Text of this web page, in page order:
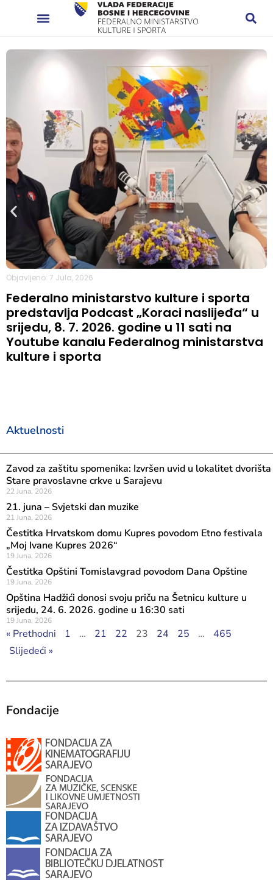
Objavljeno: 7 Jula, 2026
Federalno ministarstvo kulture i sporta
predstavlja Podcast „Koraci naslijeđa“ u
srijedu, 8. 7. 2026. godine u 11 sati na
Youtube kanalu Federalnog ministarstva
kulture i sporta
Aktuelnosti
Zavod za zaštitu spomenika: Izvršen uvid u lokalitet dvorišta
Stare pravoslavne crkve u Sarajevu
22 Juna, 2026
21. juna – Svjetski dan muzike
21 Juna, 2026
Čestitka Hrvatskom domu Kupres povodom Etno festivala
„Moj Ivane Kupres 2026“
19 Juna, 2026
Čestitka Opštini Tomislavgrad povodom Dana Opštine
19 Juna, 2026
Opština Hadžići donosi svoju priču na Šetnicu kulture u
srijedu, 24. 6. 2026. godine u 16:30 sati
19 Juna, 2026
« Prethodni 1 … 21 22 23 24 25 …
465
Slijedeći »
Fondacije